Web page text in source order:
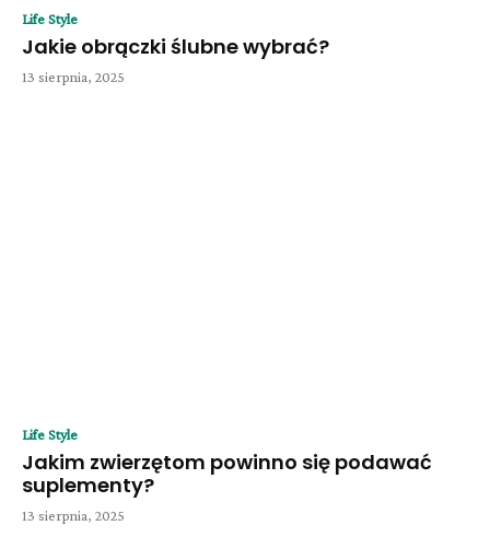
Life Style
Jakie obrączki ślubne wybrać?
13 sierpnia, 2025
Life Style
Jakim zwierzętom powinno się podawać
suplementy?
13 sierpnia, 2025